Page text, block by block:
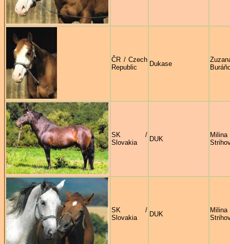
ČR / Czech
Republic
Dukase
SK /
Slovakia
DUK
Milina
SK /
Slovakia
DUK
Milina